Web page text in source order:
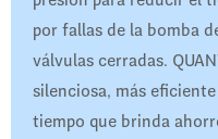
por fallas de la bomba
válvulas cerradas.
silenciosa, más
tiempo que brinda